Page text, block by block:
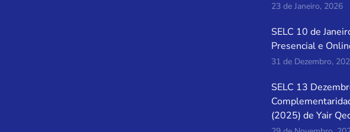
23 de Janeiro, 2026
SELC 10 de
Presencial e
31 de Dezembro,
SELC 13
(2025) de Yair